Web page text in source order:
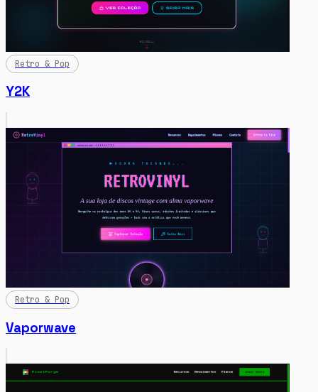
Retro & Pop
Y2K
Retro & Pop
Vaporwave